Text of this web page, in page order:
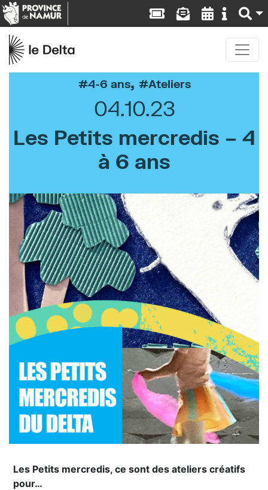
4-6 ans, Ateliers
04.10.23
Les Petits mercredis – 4
à 6 ans
Les Petits mercredis, ce sont des ateliers créatifs
pour…